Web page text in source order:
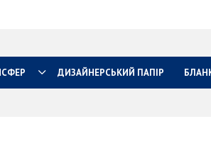
ДИЗАЙНЕРСЬКИЙ ПАПІР